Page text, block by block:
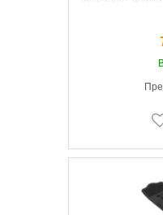
Xорошая
инструментов
Поставляется с